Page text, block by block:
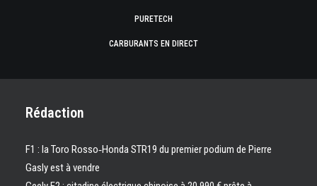
PURETECH
CARBURANTS EN DIRECT
Rédaction
F1 : la Toro Rosso‑Honda STR19 du premier podium de Pierre
Gasly est à vendre